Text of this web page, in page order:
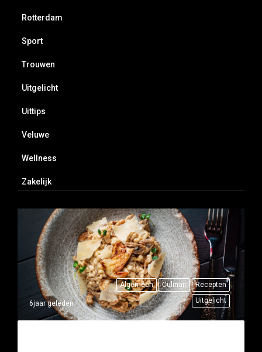
Rotterdam
Sport
Trouwen
Uitgelicht
Uittips
Veluwe
Wellness
Zakelijk
Algemeen Culinair
Recepten
Uitgelicht
6jaar geleden